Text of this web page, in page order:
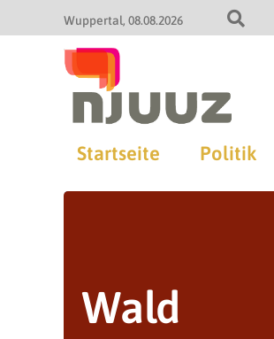
Wuppertal 08.08.2026
Startseite Politik
Wald